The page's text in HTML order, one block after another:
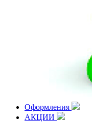
Оформления
АКЦИИ